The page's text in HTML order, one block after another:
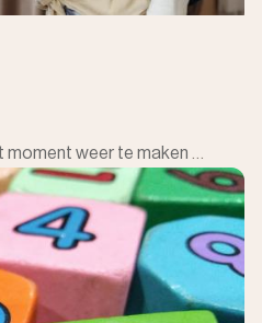
Helaas hebben we op dit moment weer te maken met stijgingen in de corona besmettingen en aangescherpte maatregelen. De druk op zorgaanbieders wordt da